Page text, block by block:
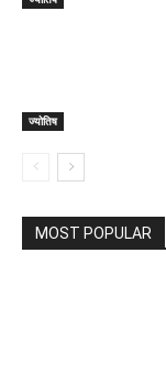
ज्योतिष
MOST POPULAR